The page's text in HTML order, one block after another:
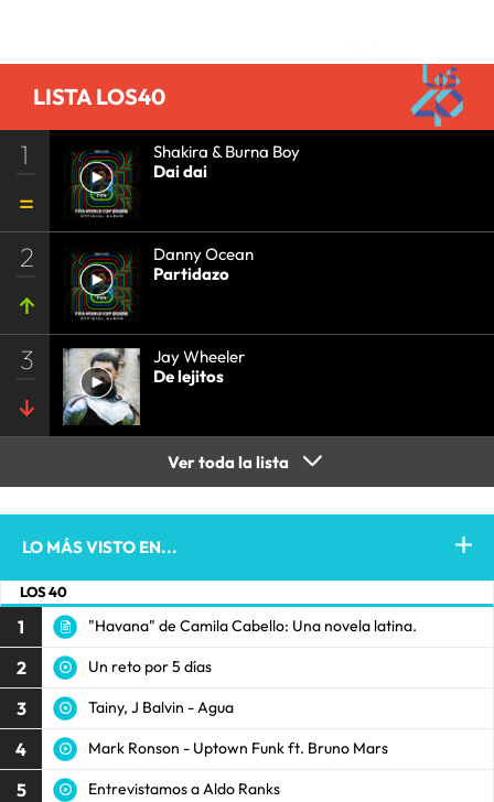
COMUNICACIÓN•COMUNICACIÓN•
LISTA LOS40
1
Shakira & Burna Boy
Dai dai
2
Danny Ocean
Partidazo
3
Jay Wheeler
De lejitos
Ver toda la lista
LO MÁS VISTO EN...
LOS 40
1 "Havana" de Camila Cabello: Una novela latina.
2 Un reto por 5 días
3 Tainy, J Balvin - Agua
4 Mark Ronson - Uptown Funk ft. Bruno Mars
5 Entrevistamos a Aldo Ranks